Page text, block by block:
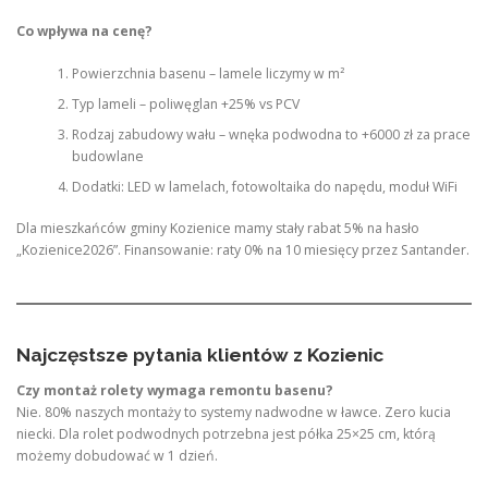
Co wpływa na cenę?
Powierzchnia basenu – lamele liczymy w m²
Typ lameli – poliwęglan +25% vs PCV
Rodzaj zabudowy wału – wnęka podwodna to +6000 zł za prace
budowlane
Dodatki: LED w lamelach, fotowoltaika do napędu, moduł WiFi
Dla mieszkańców gminy Kozienice mamy stały rabat 5% na hasło
„Kozienice2026”. Finansowanie: raty 0% na 10 miesięcy przez Santander.
Najczęstsze pytania klientów z Kozienic
Czy montaż rolety wymaga remontu basenu?
Nie. 80% naszych montaży to systemy nadwodne w ławce. Zero kucia
niecki. Dla rolet podwodnych potrzebna jest półka 25×25 cm, którą
możemy dobudować w 1 dzień.